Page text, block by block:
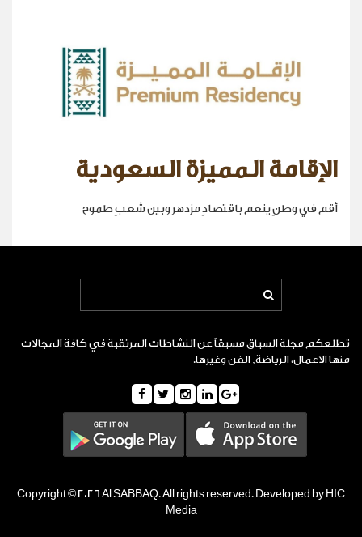
الإقامة المميزة السعودية
أقِم في وطنٍ ينعم باقتصادٍ مزدهر وبين شعبٍ طموح
تطلعكم مجلة السباق مسبقاً عن النشاطات المرتقبة في كافة المجالات
منها الاعمال، الرياضة, الفن وغيرها.
Copyright © 2026 Al SABBAQ. All rights reserved. Developed by HIC
Media